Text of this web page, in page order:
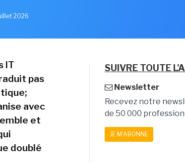
2026
IT
pas
avec
et
doublé
SUIVRE TOUTE
Newsletter
Recevez notre
de 50 000
JE M'ABONNE